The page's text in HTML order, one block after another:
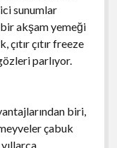
sunumlar
bir akşam yemeği
çıtır çıtır freeze
parlıyor.
biri,
çabuk